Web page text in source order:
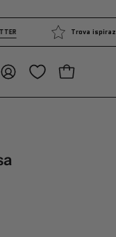
ALLA NEWSLETTER
IL
APRI